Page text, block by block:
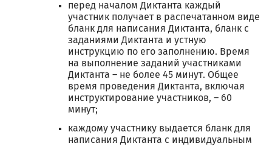
перед началом Диктанта каждый
участник получает в распечатанном виде
бланк для написания Диктанта, бланк с
заданиями Диктанта и устную
инструкцию по его заполнению. Время
на выполнение заданий участниками
Диктанта – не более 45 минут. Общее
время проведения Диктанта, включая
инструктирование участников, – 60
минут;
каждому участнику выдается бланк для
написания Диктанта с индивидуальным